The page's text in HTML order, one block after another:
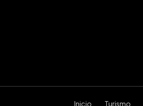
Inicio Turismo